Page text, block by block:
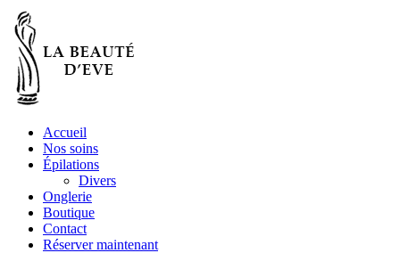
Accueil
Nos soins
Épilations
Divers
Onglerie
Boutique
Contact
Réserver maintenant